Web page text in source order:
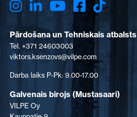
Pārdošana un Tehniskais atbalsts
Tel. +371 24603003
viktors.ksenzovs@vilpe.com
Darba laiks P-Pk: 9.00-17.00
Galvenais birojs (Mustasaari)
VILPE Oy